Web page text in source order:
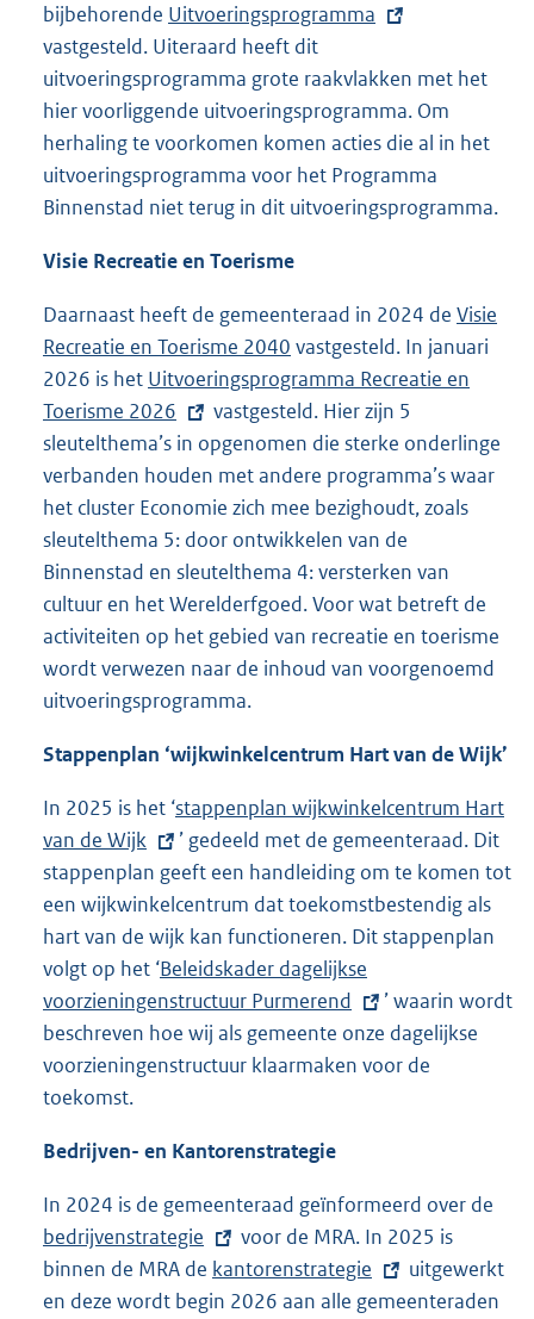
x
t
e
r
n
e
l
n
bijbehorende E
x
t
e
r
n
e
i
n
:
Uitvoeringsprogramma
vastgesteld. Uiteraard heeft dit
uitvoeringsprogramma grote raakvlakken met het
hier voorliggende uitvoeringsprogramma. Om
herhaling te voorkomen komen acties die al in het
uitvoeringsprogramma voor het Programma
Binnenstad niet terug in dit uitvoeringsprogramma.
Visie Recreatie en Toerisme
Daarnaast heeft de gemeenteraad in 2024 de Visie
Recreatie en Toerisme 2040 vastgesteld. In januari
2026 is het E
x
t
e
r
n
e
l
i
n
k
Uitvoeringsprogramma Recreatie en
Toerisme 2026
vastgesteld. Hier zijn 5
sleutelthema’s in opgenomen die sterke onderlinge
verbanden houden met andere programma’s waar
het cluster Economie zich mee bezighoudt, zoals
sleutelthema 5: door ontwikkelen van de
Binnenstad en sleutelthema 4: versterken van
cultuur en het Werelderfgoed. Voor wat betreft de
activiteiten op het gebied van recreatie en toerisme
wordt verwezen naar de inhoud van voorgenoemd
uitvoeringsprogramma.
Stappenplan ‘wijkwinkelcentrum Hart van de Wijk’
In 2025 is het ‘E
x
t
e
r
n
e
l
i
:
stappenplan wijkwinkelcentrum Hart
van de Wijk
’ gedeeld met de gemeenteraad. Dit
stappenplan geeft een handleiding om te komen tot
een wijkwinkelcentrum dat toekomstbestendig als
hart van de wijk kan functioneren. Dit stappenplan
volgt op het ‘E
x
t
e
e
i
n
k
Beleidskader dagelijkse
voorzieningenstructuur Purmerend
’ waarin wordt
beschreven hoe wij als gemeente onze dagelijkse
voorzieningenstructuur klaarmaken voor de
toekomst.
Bedrijven- en Kantorenstrategie
In 2024 is de gemeenteraad geïnformeerd over de
t
e
bedrijvenstrategie
voor de MRA. In 2025 is
binnen de MRA de E
x
kantorenstrategie
uitgewerkt
en deze wordt begin 2026 aan alle gemeenteraden